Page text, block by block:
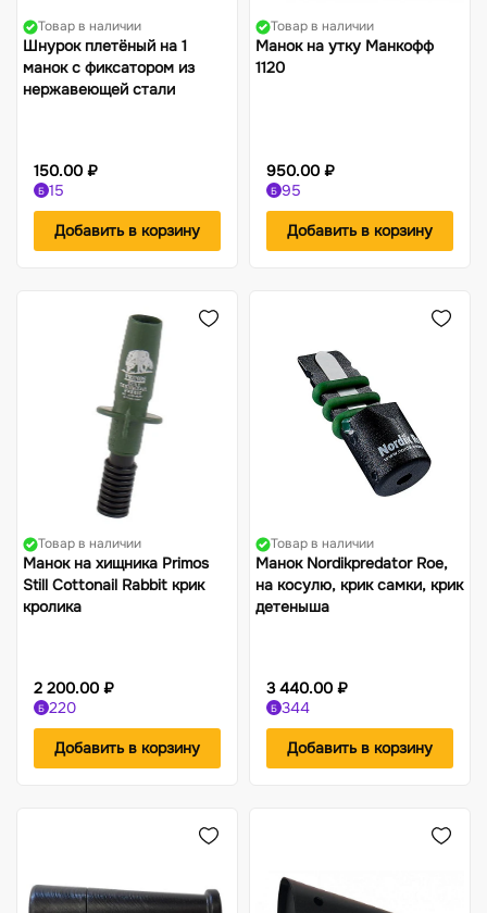
Товар в наличии
Шнурок плетёный на 1
манок с фиксатором из
нержавеющей стали
150.00 ₽
Б 15
Добавить в корзину
Товар в наличии
Манок на утку Манкофф
1120
950.00 ₽
Б 95
Добавить в корзину
Товар в наличии
Манок на хищника Primos
Still Cottonail Rabbit крик
кролика
2 200.00 ₽
Б 220
Добавить в корзину
Товар в наличии
Манок Nordikpredator Roe,
на косулю, крик самки, крик
детеныша
3 440.00 ₽
Б 344
Добавить в корзину